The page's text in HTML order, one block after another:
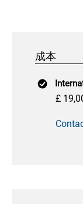
成本
£